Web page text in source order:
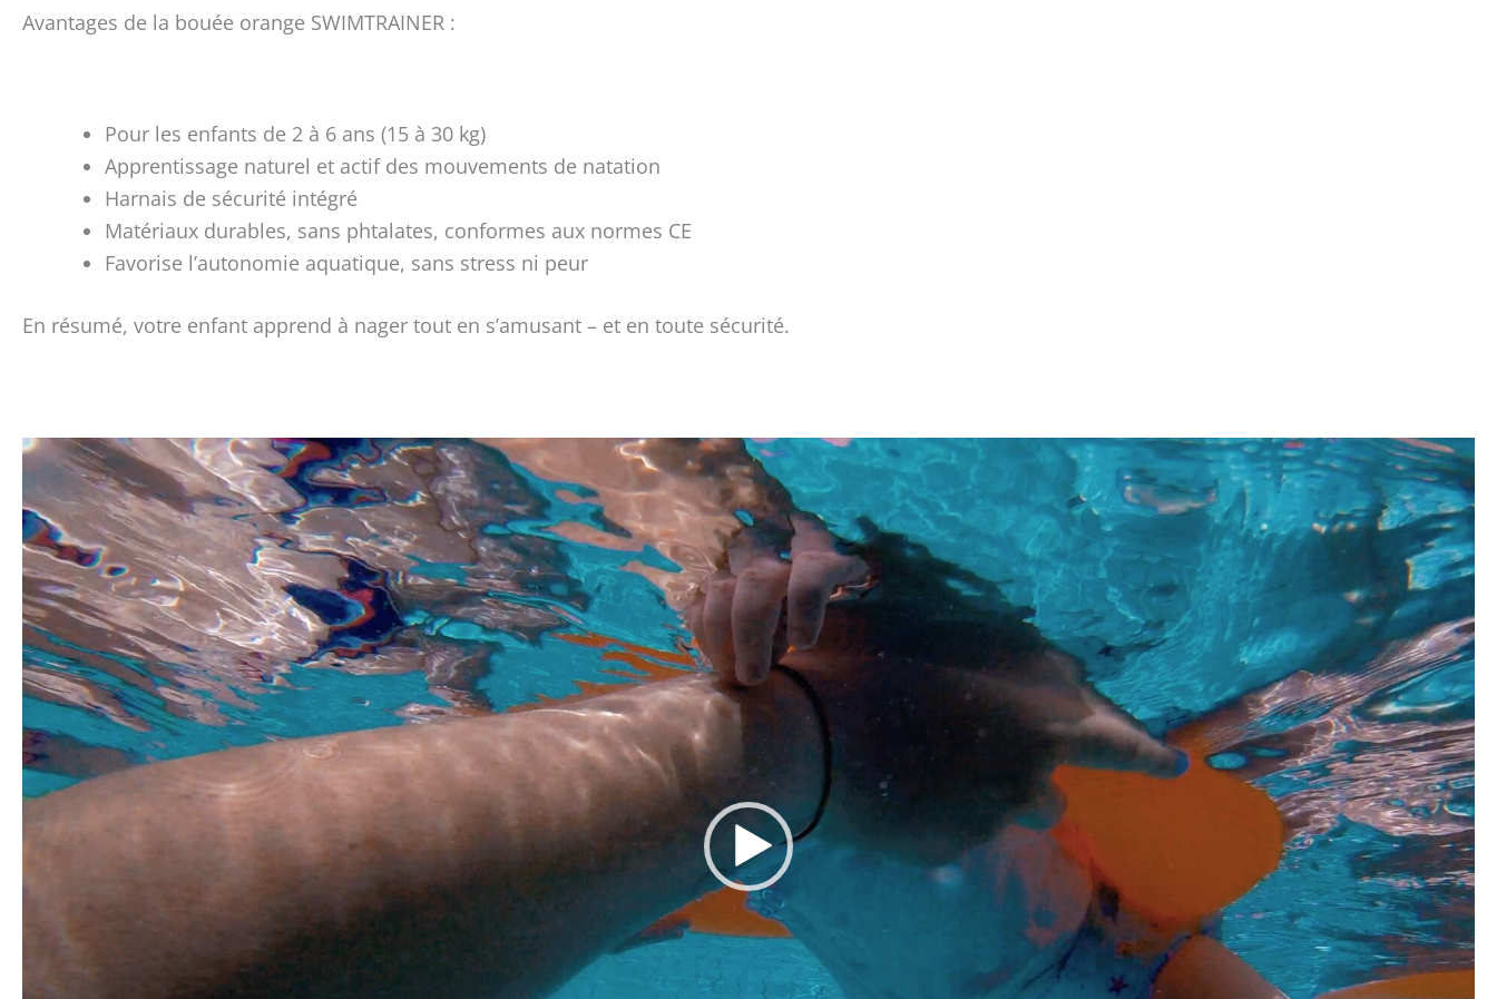
Avantages de la bouée orange SWIMTRAINER :
Pour les enfants de 2 à 6 ans (15 à 30 kg)
Apprentissage naturel et actif des mouvements de natation
Harnais de sécurité intégré
Matériaux durables, sans phtalates, conformes aux normes CE
Favorise l’autonomie aquatique, sans stress ni peur
En résumé, votre enfant apprend à nager tout en s’amusant – et en toute sécurité.
Lecteur
vidéo